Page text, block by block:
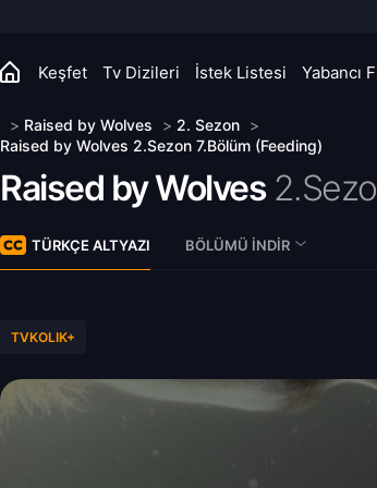
Keşfet Tv Dizileri İstek Listesi Yabancı
> Raised by Wolves > 2. Sezon >
Raised by Wolves 2.Sezon 7.Bölüm (Feeding)
Raised by Wolves
TÜRKÇE ALTYAZI BÖLÜMÜ İNDIR
TVKOLIK+